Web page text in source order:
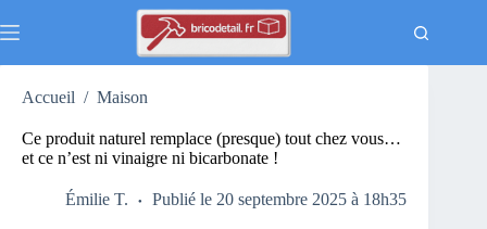
au
Accueil / Maison
Ce produit naturel remplace (presque) tout chez vous…
et ce n’est ni vinaigre ni bicarbonate !
Émilie T. Publié le 20 septembre 2025 à 18h35